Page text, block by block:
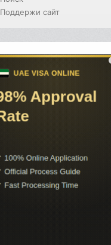
Поддержи сайт